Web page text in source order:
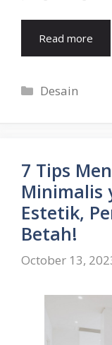
Read more
Categories
Desain
7 Tips
Minimalis
Estetik,
Betah!
October 13,